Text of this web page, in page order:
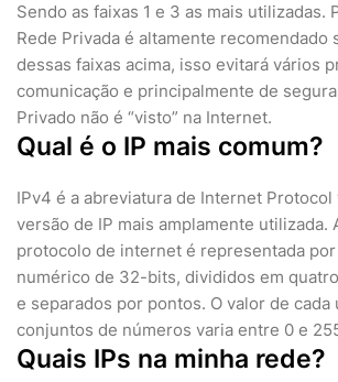
Sendo as faixas 1 e 3 as mais utilizadas.
Rede Privada é altamente recomendado
dessas faixas acima, isso evitará vários
comunicação e principalmente de
Privado não é “visto” na Internet.
Qual é o IP mais comum?
IPv4 é a abreviatura de Internet Protocol
versão de IP mais amplamente utilizada.
protocolo de internet é representada
numérico de 32-bits, divididos em
e separados por pontos. O valor de cada
conjuntos de números varia entre 0 e
Quais IPs na minha rede?